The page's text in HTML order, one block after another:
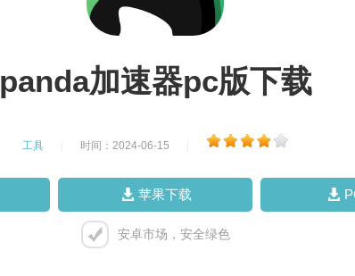
panda加速器pc版下载
工具 时间：2024-06-15
苹果下载
安卓市场，安全绿色